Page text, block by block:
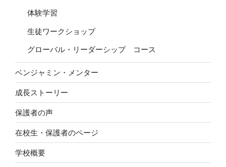
体験学習
生徒ワークショップ
グローバル・リーダーシップ コース
ベンジャミン・メンター
成長ストーリー
保護者の声
在校生・保護者のページ
学校概要